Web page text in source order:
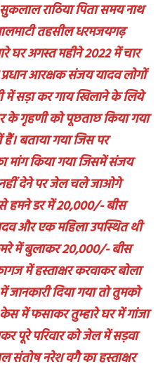
राठिया पिता समय नाथ
लालमाटी तहसील धरमजयगढ़
घर अगस्त महीने 2022 में चार
आरक्षक संजय यादव लोगों
में सड़ा कर गाय खिलाने के लिये
गृहणी को पूछताछ किया गया
बताया गया जिस पर
मांग किया गया जिसमें संजय
नहीं देने पर जेल चले जाओगे
हमने डर में 20,000/- बीस
और एक महिला उपस्थित थी
में बुलाकर 20,000/- बीस
में हस्ताक्षर करवाकर बोला
दिया गया तो तुमको
केस में फसाकर तुम्हारे घर में गांजा
पूरे परिवार को जेल में सड़वा
नरेश वगै का हस्ताक्षर